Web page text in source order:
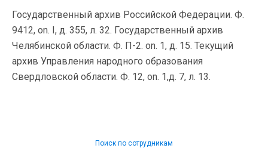
Государственный архив Российской Федерации. Ф.
9412, on. I, д. 355, л. 32. Государственный архив
Челябинской области. Ф. П-2. on. 1, д. 15. Текущий
архив Управления народного образования
Свердловской области. Ф. 12, on. 1,д. 7, л. 13.
Поиск по сотрудникам